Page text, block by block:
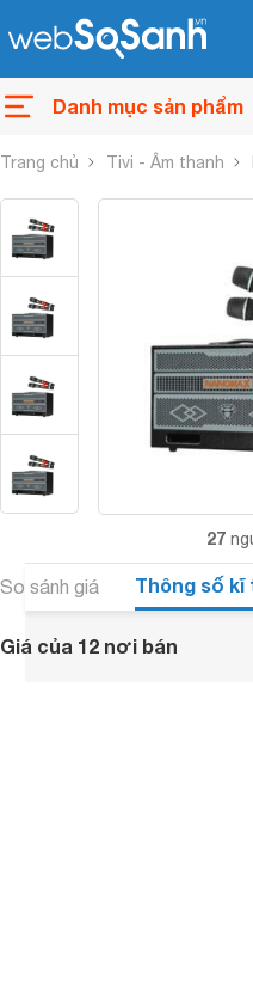
Danh mục sản phẩm
Trang chủ Tivi - Âm thanh
27
So sánh giá Thông số kĩ
Giá của 12 nơi bán